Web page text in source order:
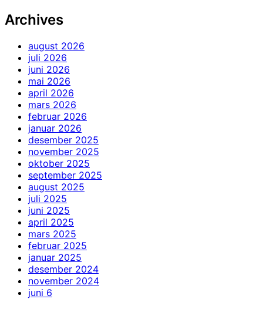
Archives
august 2026
juli 2026
juni 2026
mai 2026
april 2026
mars 2026
februar 2026
januar 2026
desember 2025
november 2025
oktober 2025
september 2025
august 2025
juli 2025
juni 2025
april 2025
mars 2025
februar 2025
januar 2025
desember 2024
november 2024
juni 6